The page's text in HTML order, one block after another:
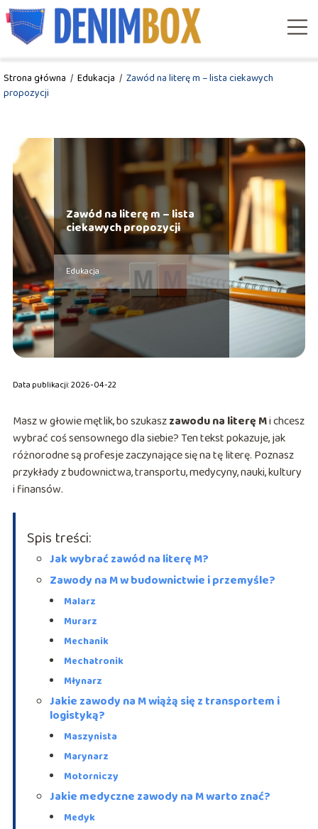
Strona główna / Edukacja / Zawód na literę m – lista ciekawych
propozycji
Zawód na literę m – lista
ciekawych propozycji
Edukacja
Data publikacji: 2026-04-22
Masz w głowie mętlik, bo szukaszzawodu na literę Mi chcesz
wybrać coś sensownego dla siebie? Ten tekst pokazuje, jak
różnorodne są profesje zaczynające się na tę literę. Poznasz
przykłady z budownictwa, transportu, medycyny, nauki, kultury
i finansów.
Spis treści:
Jak wybrać zawód na literę M?
Zawody na M w budownictwie i przemyśle?
Malarz
Murarz
Mechanik
Mechatronik
Młynarz
Jakie zawody na M wiążą się z transportem i
logistyką?
Maszynista
Marynarz
Motorniczy
Jakie medyczne zawody na M warto znać?
Medyk